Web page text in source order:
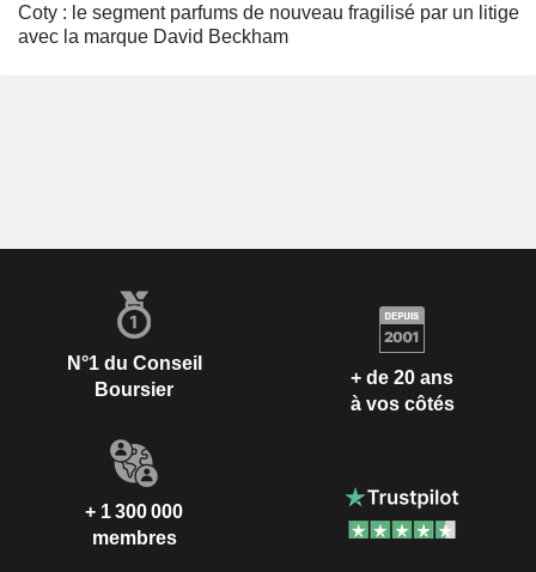
Coty : le segment parfums de nouveau fragilisé par un litige
avec la marque David Beckham
N°1 du Conseil
Boursier
+ de 20 ans
à vos côtés
+ 1 300 000
membres